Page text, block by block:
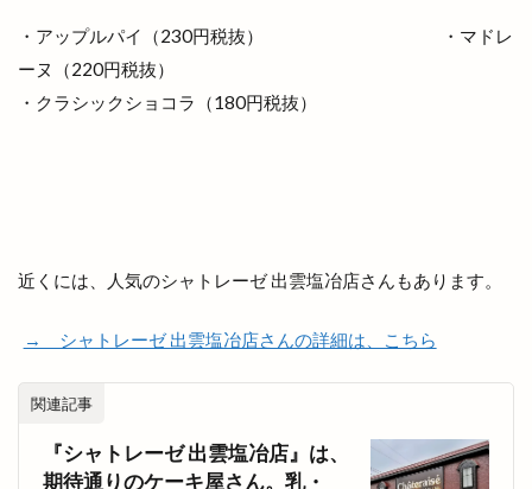
献上そば羽根屋
玉木園芸
玉湯体育館
生餃子専門店
産直会
甲子園
町の台所
町カレー 界
界 出雲
番号
痩せない 白 白兎
白枝
白虎点心房
白鳥 盆夜祭 盆踊り
・アップルパイ（230円税抜） ・マドレ
ーヌ（220円税抜）
・クラシックショコラ（180円税抜）
近くには、人気のシャトレーゼ 出雲塩冶店さんもあります。
→ シャトレーゼ 出雲塩冶店さんの詳細は、こちら
関連記事
『シャトレーゼ 出雲塩冶店』は、
期待通りのケーキ屋さん。乳・